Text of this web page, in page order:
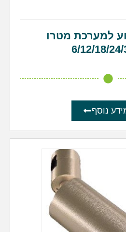
למערכת מטרו
6/12/18/
נוסף